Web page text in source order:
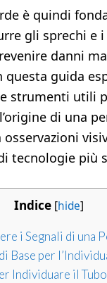
è quindi
gli sprechi e
danni
questa guida
strumenti utili
di una
tecnologie più
Indice [hide]
i Segnali di una
Base per
Individuare il